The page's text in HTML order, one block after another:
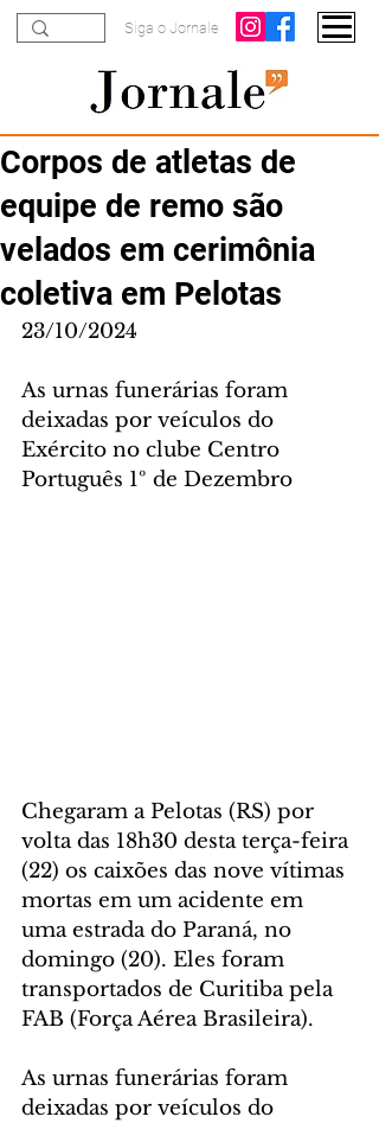
Siga o Jornale
Corpos de atletas de
equipe de remo são
velados em cerimônia
coletiva em Pelotas
23/10/2024
As urnas funerárias foram
deixadas por veículos do
Exército no clube Centro
Português 1º de Dezembro
Chegaram a Pelotas (RS) por
volta das 18h30 desta terça-feira
(22) os caixões das nove vítimas
mortas em um acidente em
uma estrada do Paraná, no
domingo (20). Eles foram
transportados de Curitiba pela
FAB (Força Aérea Brasileira).
As urnas funerárias foram
deixadas por veículos do